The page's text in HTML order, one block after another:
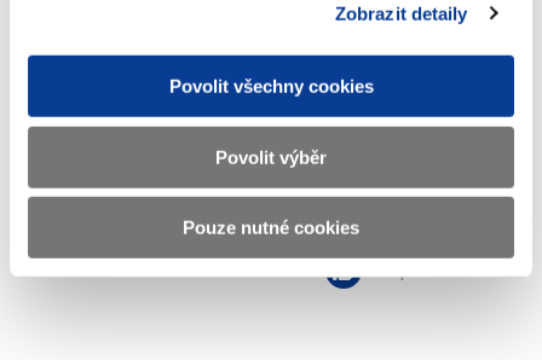
Zobrazit detaily
Povolit všechny cookies
Povolit výběr
Pouze nutné cookies
Stáhnout vše